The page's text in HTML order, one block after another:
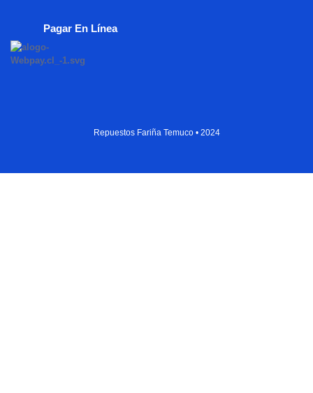
Pagar En Línea
Repuestos Fariña Temuco • 2024